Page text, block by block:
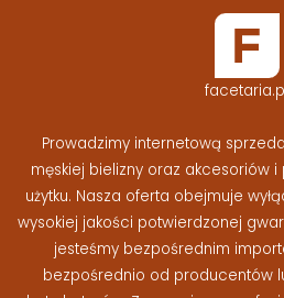
Prowadzimy internetową
męskiej bielizny oraz akcesoriów
użytku. Nasza oferta obejmuje
wysokiej jakości potwierdzonej
jesteśmy bezpośrednim
bezpośrednio od producentów